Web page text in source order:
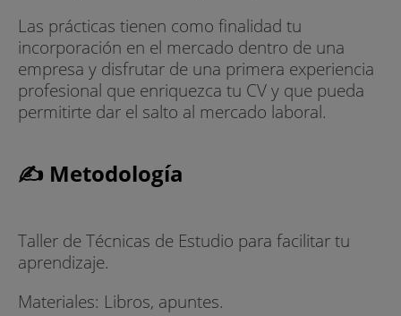
Las prácticas tienen como finalidad tu
incorporación en el mercado dentro de una
empresa y disfrutar de una primera experiencia
profesional que enriquezca tu CV y que pueda
permitirte dar el salto al mercado laboral.
✍ Metodología
Taller de Técnicas de Estudio para facilitar tu
aprendizaje.
Materiales: Libros, apuntes.